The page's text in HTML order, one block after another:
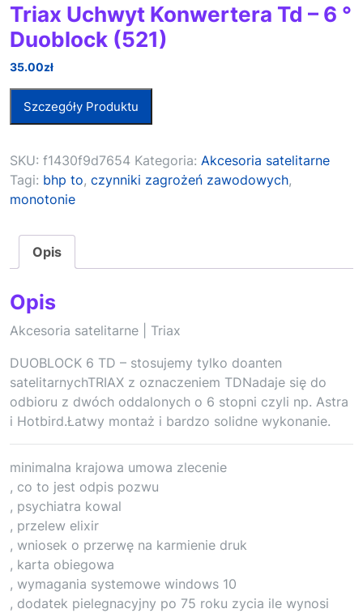
Triax Uchwyt Konwertera Td – 6 °
Duoblock (521)
35.00zł
Szczegóły Produktu
SKU: f1430f9d7654 Kategoria: Akcesoria satelitarne
Tagi: bhp to, czynniki zagrożeń zawodowych,
monotonie
Opis
Opis
Akcesoria satelitarne | Triax
DUOBLOCK 6 TD – stosujemy tylko doanten
satelitarnychTRIAX z oznaczeniem TDNadaje się do
odbioru z dwóch oddalonych o 6 stopni czyli np. Astra
i Hotbird.Łatwy montaż i bardzo solidne wykonanie.
minimalna krajowa umowa zlecenie
, co to jest odpis pozwu
, psychiatra kowal
, przelew elixir
, wniosek o przerwę na karmienie druk
, karta obiegowa
, wymagania systemowe windows 10
, dodatek pielegnacyjny po 75 roku zycia ile wynosi